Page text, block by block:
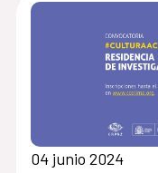
04 junio 2024